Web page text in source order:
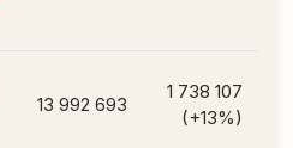
13 992 693
1 738 107
(+13%)